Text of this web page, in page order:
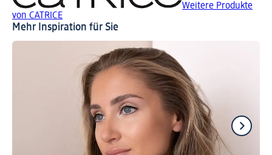
Weitere Produkte
von CATRICE
Mehr Inspiration für Sie